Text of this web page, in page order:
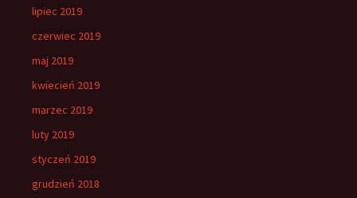
lipiec 2019
czerwiec 2019
maj 2019
kwiecień 2019
marzec 2019
luty 2019
styczeń 2019
grudzień 2018